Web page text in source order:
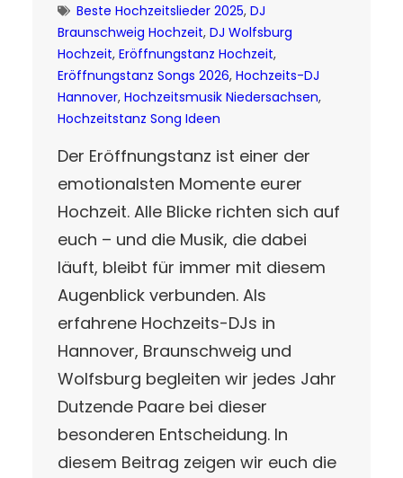
Beste Hochzeitslieder 2025, DJ
Braunschweig Hochzeit, DJ Wolfsburg
Hochzeit, Eröffnungstanz Hochzeit
Eröffnungstanz Songs 2026, Hochzeits-DJ
Hannover, Hochzeitsmusik Niedersachsen
Hochzeitstanz Song Ideen
Der Eröffnungstanz ist einer der
emotionalsten Momente eurer
Hochzeit. Alle Blicke richten sich auf
euch – und die Musik, die dabei
läuft, bleibt für immer mit diesem
Augenblick verbunden. Als
erfahrene Hochzeits-DJs in
Hannover, Braunschweig und
Wolfsburg begleiten wir jedes Jahr
Dutzende Paare bei dieser
besonderen Entscheidung. In
diesem Beitrag zeigen wir euch die